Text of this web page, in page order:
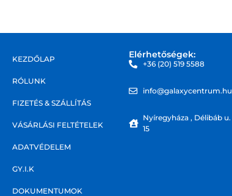
KEZDŐLAP
RÓLUNK
FIZETÉS & SZÁLLÍTÁS
VÁSÁRLÁSI FELTÉTELEK
ADATVÉDELEM
GY.I.K
DOKUMENTUMOK
Elérhetőségek:
+36 (20) 519 5588
info@galaxycentrum.hu
Nyíregyháza , Délibáb u.
15